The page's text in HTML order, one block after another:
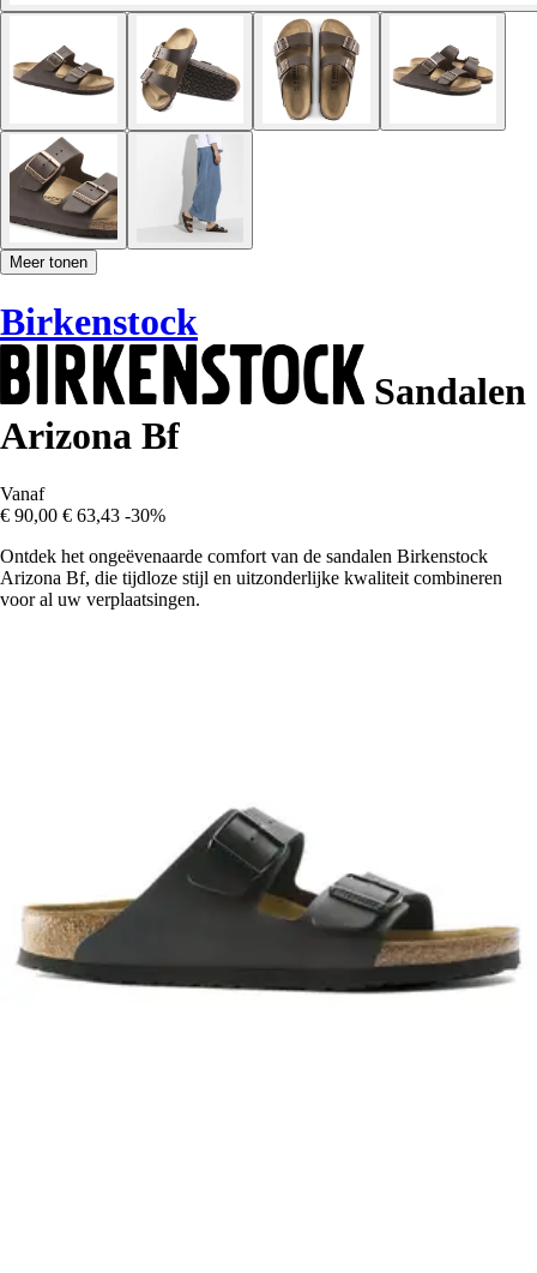
Meer tonen
Birkenstock
Sandalen
Arizona Bf
Vanaf
€ 90,00 € 63,43 -30%
Ontdek het ongeëvenaarde comfort van de sandalen Birkenstock
Arizona Bf, die tijdloze stijl en uitzonderlijke kwaliteit combineren
voor al uw verplaatsingen.